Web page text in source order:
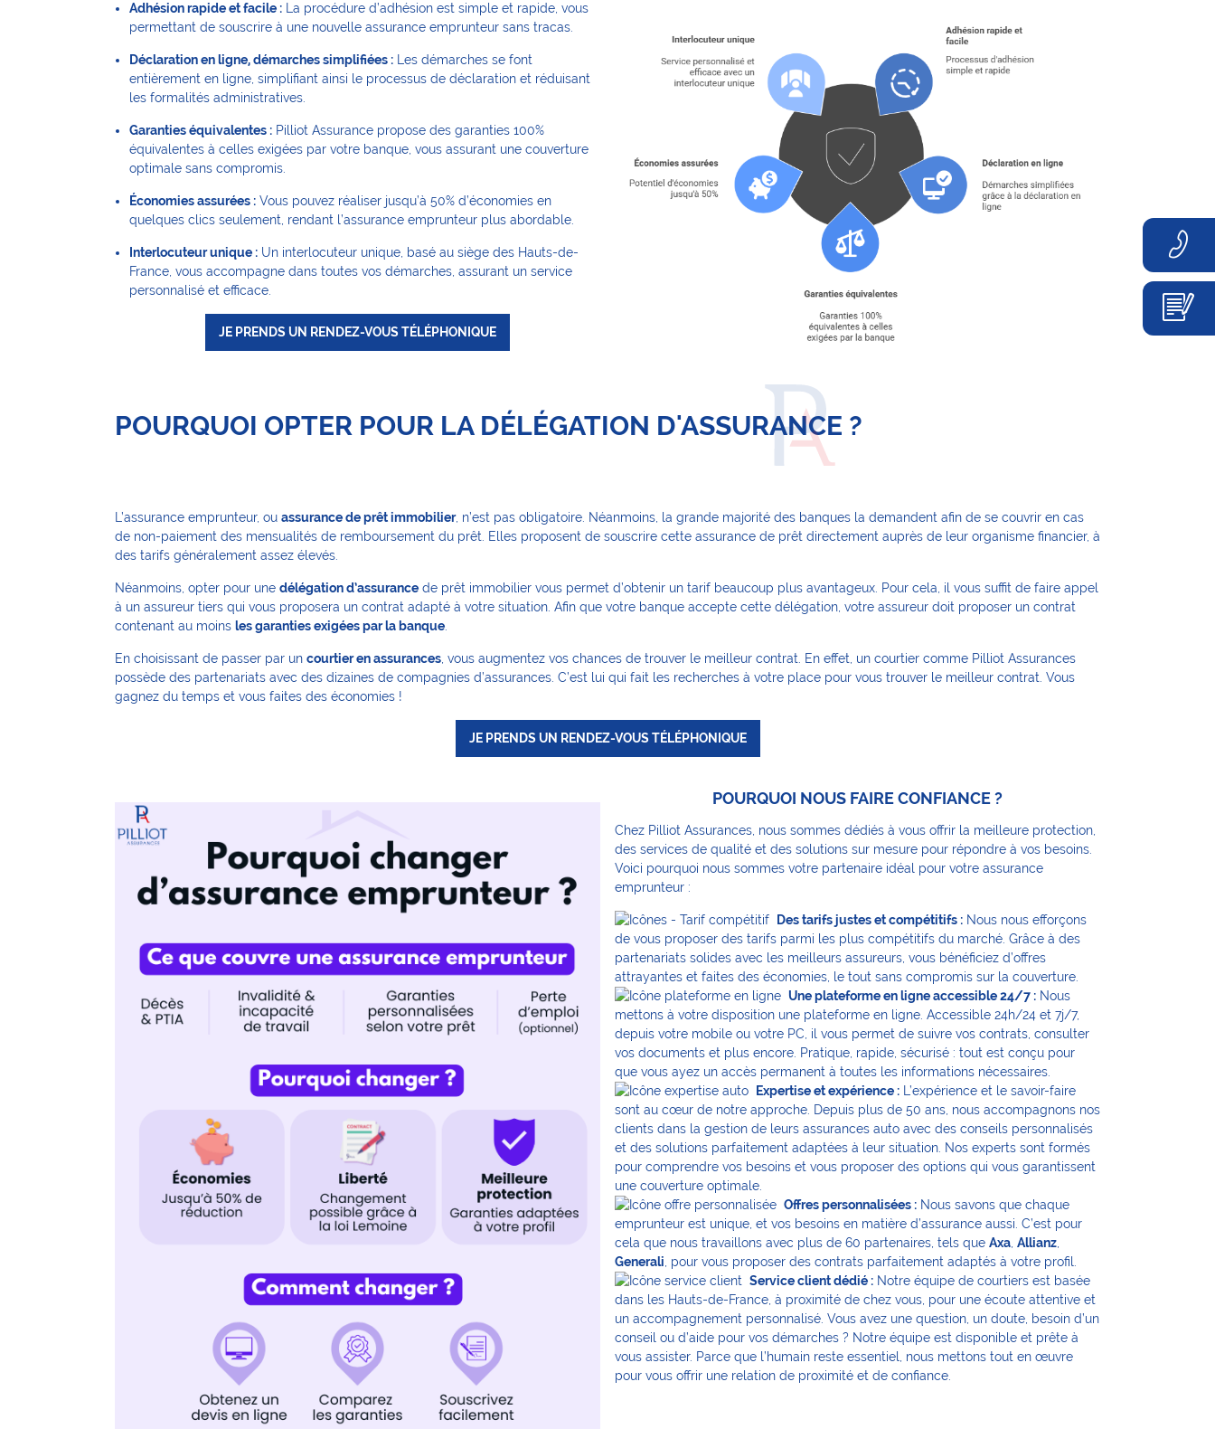
Adhésion rapide et facile : La procédure d’adhésion est simple et rapide, vous
permettant de souscrire à une nouvelle assurance emprunteur sans tracas.
Déclaration en ligne, démarches simplifiées : Les démarches se font
entièrement en ligne, simplifiant ainsi le processus de déclaration et réduisant
les formalités administratives.
Garanties équivalentes : Pilliot Assurance propose des garanties 100%
équivalentes à celles exigées par votre banque, vous assurant une couverture
optimale sans compromis.
Économies assurées : Vous pouvez réaliser jusqu’à 50% d’économies en
quelques clics seulement, rendant l’assurance emprunteur plus abordable.
Interlocuteur unique : Un interlocuteur unique, basé au siège des Hauts-de-
France, vous accompagne dans toutes vos démarches, assurant un service
personnalisé et efficace.
JE PRENDS UN RENDEZ-VOUS TÉLÉPHONIQUE
POURQUOI OPTER POUR LA DÉLÉGATION D'ASSURANCE ?
L’assurance emprunteur, ou assurance de prêt immobilier, n’est pas obligatoire. Néanmoins, la grande majorité des banques la demandent afin de se couvrir en cas
de non-paiement des mensualités de remboursement du prêt. Elles proposent de souscrire cette assurance de prêt directement auprès de leur organisme financier, à
des tarifs généralement assez élevés.
Néanmoins, opter pour une délégation d’assurance de prêt immobilier vous permet d’obtenir un tarif beaucoup plus avantageux. Pour cela, il vous suffit de faire appel
à un assureur tiers qui vous proposera un contrat adapté à votre situation. Afin que votre banque accepte cette délégation, votre assureur doit proposer un contrat
contenant au moins les garanties exigées par la banque
En choisissant de passer par un courtier en assurances , vous augmentez vos chances de trouver le meilleur contrat. En effet, un courtier comme Pilliot Assurances
possède des partenariats avec des dizaines de compagnies d’assurances. C’est lui qui fait les recherches à votre place pour vous trouver le meilleur contrat. Vous
gagnez du temps et vous faites des économies !
JE PRENDS UN RENDEZ-VOUS TÉLÉPHONIQUE
POURQUOI NOUS FAIRE CONFIANCE ?
Chez Pilliot Assurances, nous sommes dédiés à vous offrir la meilleure protection,
des services de qualité et des solutions sur mesure pour répondre à vos besoins.
Voici pourquoi nous sommes votre partenaire idéal pour votre assurance
emprunteur :
Des tarifs justes et compétitifs : Nous nous efforçons
de vous proposer des tarifs parmi les plus compétitifs du marché. Grâce à des
partenariats solides avec les meilleurs assureurs, vous bénéficiez d’offres
attrayantes et faites des économies, le tout sans compromis sur la couverture.
Une plateforme en ligne accessible 24/7 : Nous
mettons à votre disposition une plateforme en ligne. Accessible 24h/24 et 7j/7,
depuis votre mobile ou votre PC, il vous permet de suivre vos contrats, consulter
vos documents et plus encore. Pratique, rapide, sécurisé : tout est conçu pour
que vous ayez un accès permanent à toutes les informations nécessaires.
Expertise et expérience : L’expérience et le savoir-faire
sont au cœur de notre approche. Depuis plus de 50 ans, nous accompagnons nos
clients dans la gestion de leurs assurances auto avec des conseils personnalisés
et des solutions parfaitement adaptées à leur situation. Nos experts sont formés
pour comprendre vos besoins et vous proposer des options qui vous garantissent
une couverture optimale.
Offres personnalisées : Nous savons que chaque
emprunteur est unique, et vos besoins en matière d’assurance aussi. C’est pour
cela que nous travaillons avec plus de 60 partenaires, tels que Axa Allianz
Generali , pour vous proposer des contrats parfaitement adaptés à votre profil.
Service client dédié : Notre équipe de courtiers est basée
dans les Hauts-de-France, à proximité de chez vous, pour une écoute attentive et
un accompagnement personnalisé. Vous avez une question, un doute, besoin d’un
conseil ou d’aide pour vos démarches ? Notre équipe est disponible et prête à
vous assister. Parce que l’humain reste essentiel, nous mettons tout en œuvre
pour vous offrir une relation de proximité et de confiance.